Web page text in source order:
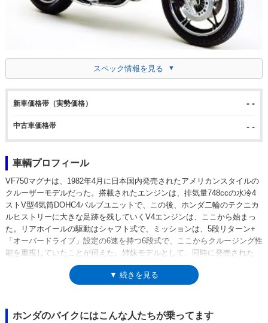
スペック情報を見る
新車価格帯（実勢価格） - -
中古車価格帯 - -
車輌プロフィール
VF750マグナは、1982年4月に日本国内発売されたアメリカンスタイルの
クルーザーモデルだった。搭載されたエンジンは、排気量748ccの水冷4
ストV型4気筒DOHC4バルブユニットで、この後、ホンダ二輪のテクニカ
ルヒストリーに大きな足跡を残していくV4エンジンは、ここから始まっ
た。リアホイールの駆動はシャフト式で、ミッションは、5段リターン+
「オーバードライブ」設定の6速を持つ6段式で、ここからクルージング性
能を重視していたことが伺えた。姉妹モデルとして、同時に発売された
V45セイバーが存在。ほぼ同じ機構を持ち、こちらはロードスポーツタイ
プのクルーザーだった。
▼ 続きを見る
ホンダのバイクにはこんな人たちが乗ってます